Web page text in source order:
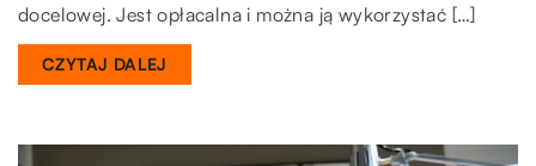
docelowej. Jest opłacalna i można ją wykorzystać […]
CZYTAJ DALEJ